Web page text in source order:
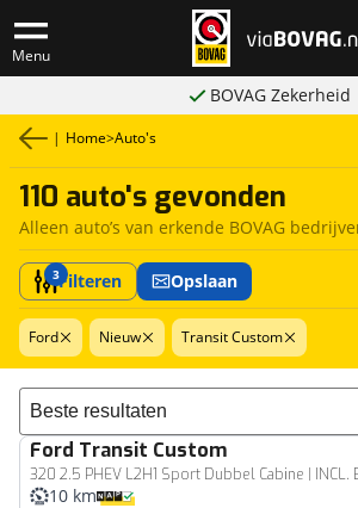
Menu
BOVAG Zekerheid
| Home>Auto's
110 auto's gevonden
Alleen auto’s van erkende BOVAG
3Filteren Opslaan
Ford Nieuw Transit Custom
Sorteer resultaten
Ford Transit Custom
320 2.5 PHEV L2H1 Sport Dubbel Cabine | INCL.
Bedrijfswagen
10 km